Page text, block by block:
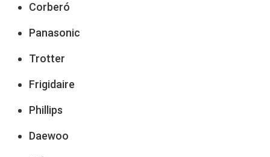
Corberó
Panasonic
Trotter
Frigidaire
Phillips
Daewoo